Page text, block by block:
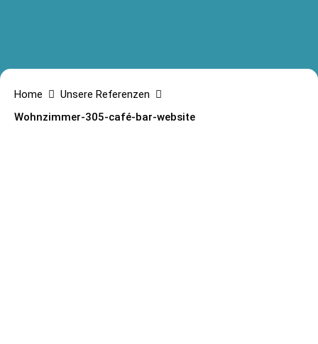
Home
Unsere Referenzen
Wohnzimmer-305-café-bar-website